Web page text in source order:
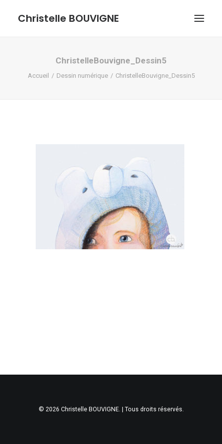
Christelle BOUVIGNE
GRAPHISME ET ILLUSTRATIONS
DESSINS ET PASTELS
ChristelleBouvigne_Dessin5
Accueil Dessin numérique ChristelleBouvigne_Dessin5
© 2026 Christelle BOUVIGNE. | Tous droits réservés.